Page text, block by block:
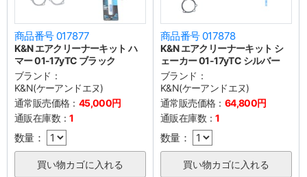
商品番号 017877
K&N エアクリーナーキット ハ
マー 01-17yTC ブラック
ブランド：
K&N(ケーアンドエヌ)
通常販売価格： 45,000円
通販在庫数：1
数量：
商品番号 017878
K&N エアクリーナーキット シ
ェーカー 01-17yTC シルバー
ブランド：
K&N(ケーアンドエヌ)
通常販売価格： 64,800円
通販在庫数：1
数量：